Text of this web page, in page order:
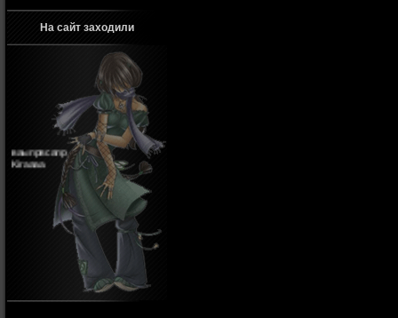
На сайт заходили
Kiraaaa